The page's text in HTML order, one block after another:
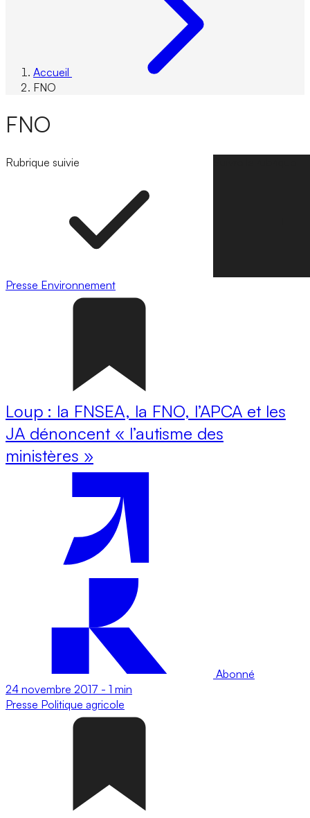
Accueil
FNO
FNO
Rubrique suivie
Presse Environnement
Loup : la FNSEA, la FNO, l’APCA et les
JA dénoncent « l’autisme des
ministères »
Abonné
24 novembre 2017 - 1 min
Presse Politique agricole